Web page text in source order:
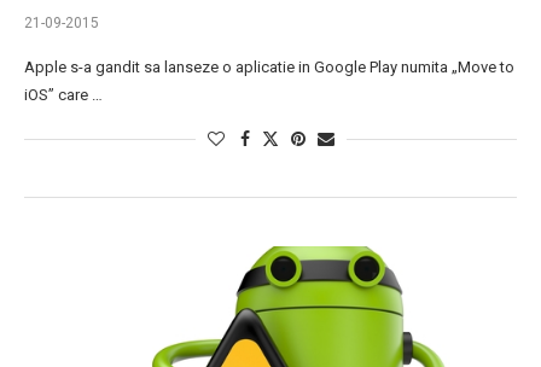
21-09-2015
Apple s-a gandit sa lanseze o aplicatie in Google Play numita „Move to
iOS” care …